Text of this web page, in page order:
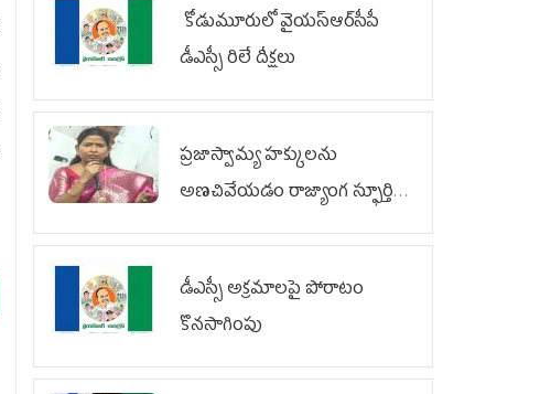
కోడుమూరులో వైయ‌స్ఆర్‌సీపీ
డీఎస్సీ రిలే దీక్షలు
ప్రజాస్వామ్య హక్కులను
అణచివేయడం రాజ్యాంగ స్ఫూర్తికి
విరుద్ధం
డీఎస్సీ అక్రమాలపై పోరాటం
కొనసాగింపు